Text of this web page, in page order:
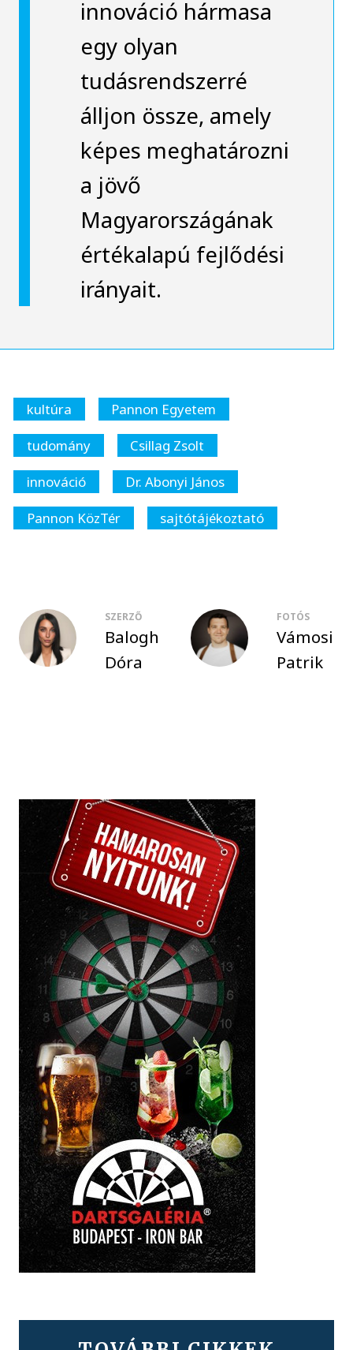
innováció hármasa
egy olyan
tudásrendszerré
álljon össze, amely
képes meghatározni
a jövő
Magyarországának
értékalapú fejlődési
irányait.
kultúra
Pannon Egyetem
tudomány
Csillag Zsolt
innováció
Dr. Abonyi János
Pannon KözTér
sajtótájékoztató
SZERZŐ
Balogh
Dóra
FOTÓS
Vámosi
Patrik